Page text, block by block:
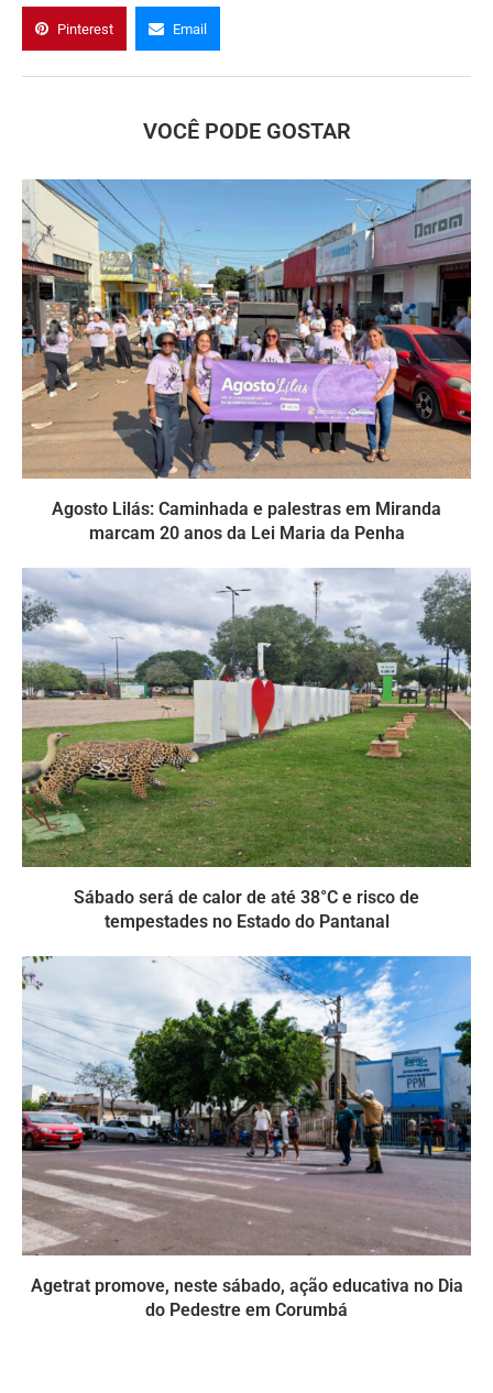
Pinterest Email
VOCÊ PODE GOSTAR
Agosto Lilás: Caminhada e palestras em Miranda
marcam 20 anos da Lei Maria da Penha
Sábado será de calor de até 38°C e risco de
tempestades no Estado do Pantanal
Agetrat promove, neste sábado, ação educativa no Dia
do Pedestre em Corumbá